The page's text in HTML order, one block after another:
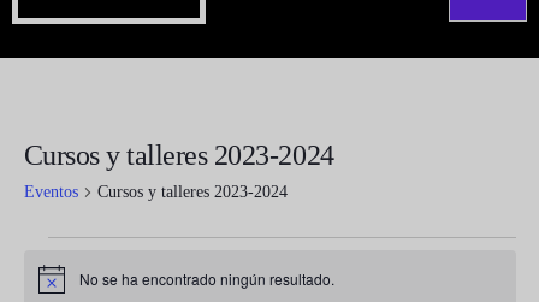
Cursos y talleres 2023-2024
Eventos Cursos y talleres 2023-2024
Aviso No se ha encontrado ningún resultado.